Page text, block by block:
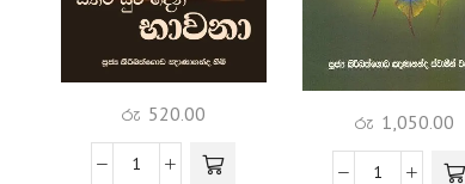
රු 520.00 රු 1,050.00